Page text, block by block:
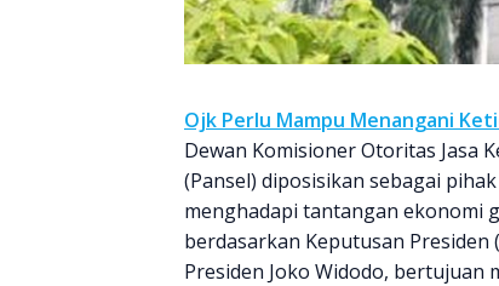
Ojk Perlu Mampu Menangani
Dewan Komisioner Otoritas Jasa
(Pansel) diposisikan sebagai
menghadapi tantangan ekonomi
berdasarkan Keputusan
Presiden Joko Widodo,